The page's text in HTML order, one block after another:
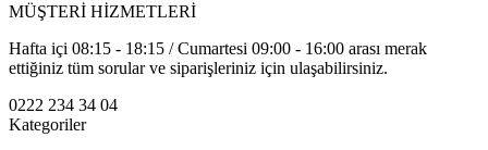
MÜŞTERİ HİZMETLERİ
Hafta içi 08:15 - 18:15 / Cumartesi 09:00 - 16:00 arası merak
ettiğiniz tüm sorular ve siparişleriniz için ulaşabilirsiniz.
0222 234 34 04
Kategoriler